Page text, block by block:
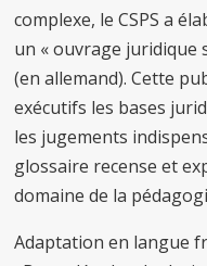
complexe, le CSPS a
un « ouvrage juridique
(en allemand). Cette
exécutifs les bases
les jugements
glossaire recense et
domaine de la
Adaptation en langue